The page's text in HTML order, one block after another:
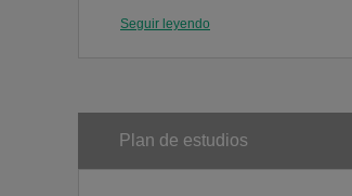
solamente los más importantes.
empresas, un perfil integrador
Seguir leyendo
Plan de estudios